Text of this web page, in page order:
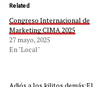
Related
Congreso Internacional de
Marketing CIMA 2025
27 mayo, 2025
En "Local"